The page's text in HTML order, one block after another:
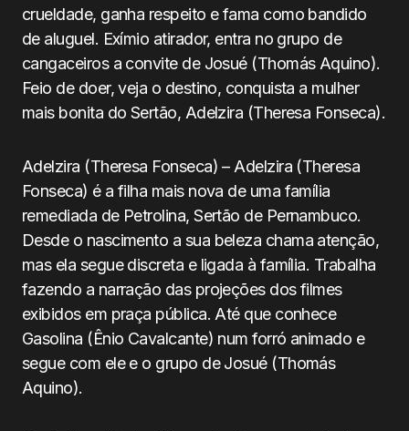
crueldade, ganha respeito e fama como bandido
de aluguel. Exímio atirador, entra no grupo de
cangaceiros a convite de Josué (Thomás Aquino).
Feio de doer, veja o destino, conquista a mulher
mais bonita do Sertão, Adelzira (Theresa Fonseca).
Adelzira (Theresa Fonseca) – Adelzira (Theresa
Fonseca) é a filha mais nova de uma família
remediada de Petrolina, Sertão de Pernambuco.
Desde o nascimento a sua beleza chama atenção,
mas ela segue discreta e ligada à família. Trabalha
fazendo a narração das projeções dos filmes
exibidos em praça pública. Até que conhece
Gasolina (Ênio Cavalcante) num forró animado e
segue com ele e o grupo de Josué (Thomás
Aquino).